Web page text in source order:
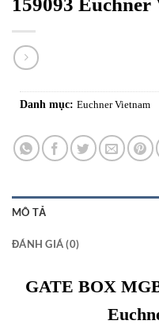
159093 Euchner
Danh mục: Euchner Vietnam
MÔ TẢ
ĐÁNH GIÁ (0)
GATE BOX